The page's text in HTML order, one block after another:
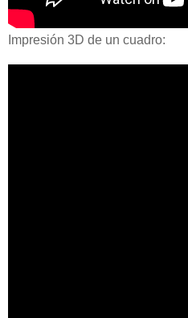
Impresión 3D de un cuadro: